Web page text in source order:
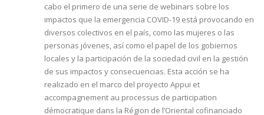
cabo el primero de una serie de webinars sobre los
impactos que la emergencia COVID-19 está provocando en
diversos colectivos en el país, como las mujeres o las
personas jóvenes, así como el papel de los gobiernos
locales y la participación de la sociedad civil en la gestión
de sus impactos y consecuencias. Esta acción se ha
realizado en el marco del proyecto Appui et
accompagnement au processus de participation
démocratique dans la Région de l’Oriental cofinanciado